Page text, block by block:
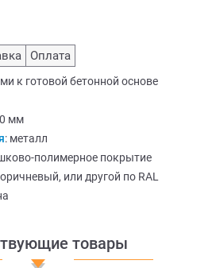
Оплата
к готовой бетонной основе
мм
: металл
полимерное покрытие
или другой по RAL
товары